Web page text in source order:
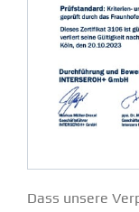
Dass unsere